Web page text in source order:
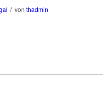
/ von thadmin